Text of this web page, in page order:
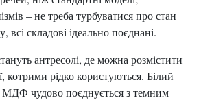
– не треба турбуватися про стан
всі складові ідеально поєднані.
антресолі, де можна розмістити
котрими рідко користуються. Білий
МДФ чудово поєднується з темним